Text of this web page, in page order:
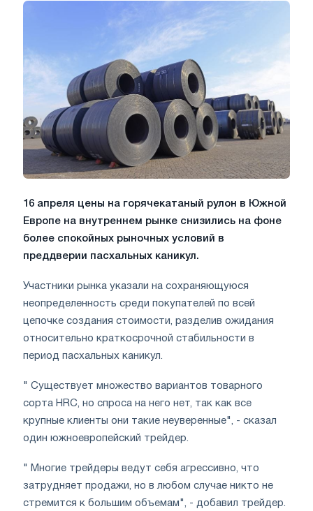
16 апреля цены на горячекатаный рулон в Южной
Европе на внутреннем рынке снизились на фоне
более спокойных рыночных условий в
преддверии пасхальных каникул.
Участники рынка указали на сохраняющуюся
неопределенность среди покупателей по всей
цепочке создания стоимости, разделив ожидания
относительно краткосрочной стабильности в
период пасхальных каникул.
" Существует множество вариантов товарного
сорта HRC, но спроса на него нет, так как все
крупные клиенты они такие неуверенные", - сказал
один южноевропейский трейдер.
" Многие трейдеры ведут себя агрессивно, что
затрудняет продажи, но в любом случае никто не
стремится к большим объемам", - добавил трейдер.